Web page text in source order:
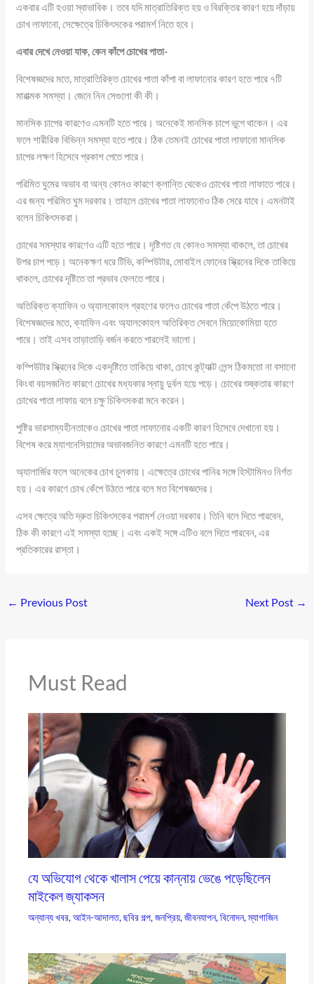
একবার এটি হওয়া স্বাভাবিক। তবে যদি মাত্রাতিরিক্ত হয় ও বিরক্তির কারণ হয়ে দাঁড়ায়
চোখ লাফানো, সেক্ষেত্রে চিকিৎসকের পরামর্শ নিতে হবে।
এবার দেখে নেওয়া যাক, কেন কাঁপে চোখের পাতা-
বিশেষজ্ঞদের মতে, মাত্রাতিরিক্ত চোখের পাতা কাঁপা বা লাফানোর কারণ হতে পারে ৭টি
মারাত্মক সমস্যা। জেনে নিন সেগুলো কী কী।
মানসিক চাপের কারণেও এমনটি হতে পারে। অনেকেই মানসিক চাপে ভুগে থাকেন। এর
ফলে শারীরিক বিভিন্ন সমস্যা হতে পারে। ঠিক তেমনই চোখের পাতা লাফানো মানসিক
চাপের লক্ষণ হিসেবে প্রকাশ পেতে পারে।
পরিমিত ঘুমের অভাব বা অন্য কোনও কারণে ক্লান্তি থেকেও চোখের পাতা লাফাতে পারে।
এর জন্য পরিমিত ঘুম দরকার। তাহলে চোখের পাতা লাফানোও ঠিক সেরে যাবে। এমনটাই
বলেন চিকিৎসকরা।
চোখের সমস্যার কারণেও এটি হতে পারে। দৃষ্টিগত যে কোনও সমস্যা থাকলে, তা চোখের
উপর চাপ পড়ে। অনেকক্ষণ ধরে টিভি, কম্পিউটার, মোবাইল ফোনের স্ক্রিনের দিকে তাকিয়ে
থাকলে, চোখের দৃষ্টিতে তা প্রভাব ফেলতে পারে।
অতিরিক্ত ক্যাফিন ও অ্যালকোহল গ্রহণের ফলেও চোখের পাতা কেঁপে উঠতে পারে।
বিশেষজ্ঞদের মতে, ক্যাফিন এবং অ্যালকোহল অতিরিক্ত সেবনে মিয়োকোমিয়া হতে
পারে। তাই এসব তাড়াতাড়ি বর্জন করতে পারলেই ভালো।
কম্পিউটার স্ক্রিনের দিকে একদৃষ্টিতে তাকিয়ে থাকা, চোখে কন্ট্যাক্ট লেন্স ঠিকমতো না বসানো
কিংবা বয়সজনিত কারণে চোখের মধ্যকার স্নায়ু দুর্বল হয়ে পড়ে। চোখের শুষ্কতার কারণে
চোখের পাতা লাফায় বলে চক্ষু চিকিৎসকরা মনে করেন।
পুষ্টির ভারসাম্যহীনতাকেও চোখের পাতা লাফানোর একটি কারণ হিসেবে দেখানো হয়।
বিশেষ করে ম্যাগনেসিয়ামের অভাবজনিত কারণে এমনটি হতে পারে।
অ্যালার্জির ফলে অনেকের চোখ চুলকায়। এক্ষেত্রে চোখের পানির সঙ্গে হিস্টামিনও নির্গত
হয়। এর কারণে চোখ কেঁপে উঠতে পারে বলে মত বিশেষজ্ঞদের।
এসব ক্ষেত্রে অতি দ্রুত চিকিৎসকের পরামর্শ নেওয়া দরকার। তিনি বলে দিতে পারবেন,
ঠিক কী কারণে এই সমস্যা হচ্ছে। এবং একই সঙ্গে এটিও বলে দিতে পারবেন, এর
প্রতিকারের রাস্তা।
← Previous Post Next Post →
Must Read
যে অভিযোগ থেকে খালাস পেয়ে কান্নায় ভেঙে পড়েছিলেন
মাইকেল জ্যাকসন
অন্যান্য খবর,আইন-আদালত,ছবির গল্প,জনপ্রিয়,জীবনযাপন,বিনোদন,ম্যাগাজিন